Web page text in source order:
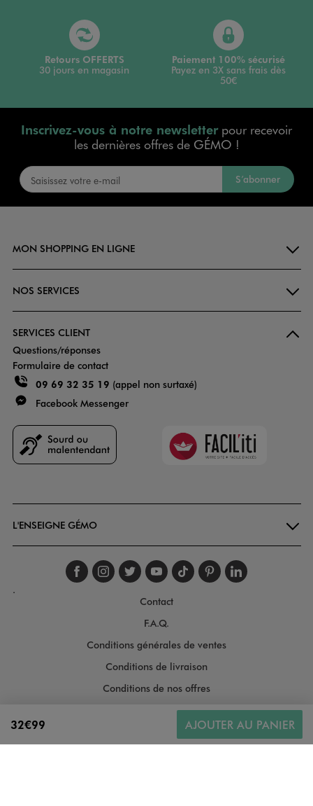
32€99 AJOUTER AU PANIER
Retours OFFERTS
30 jours en magasin
Paiement 100% sécurisé
Payez en 3X sans frais dès
50€
Inscrivez-vous à notre newsletterpour recevoir
les dernières offres de GÉMO !
S’abonner
MON SHOPPING EN LIGNE
NOS SERVICES
SERVICES CLIENT
Questions/réponses
Formulaire de contact
09 69 32 35 19 (appel non surtaxé)
Facebook Messenger
Faciliti
L'ENSEIGNE GÉMO
Suivez-nous sur
Suivez-nous sur
Suivez-nous sur
Suivez-nous
Suivez-nous
Suivez-
.
Contact
F.A.Q.
Conditions générales de ventes
Conditions de livraison
Conditions de nos offres
Conditions générales d'utilisation
Politique de protection des données